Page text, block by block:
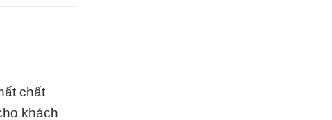
chất
khách